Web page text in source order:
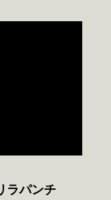
ラパンチ